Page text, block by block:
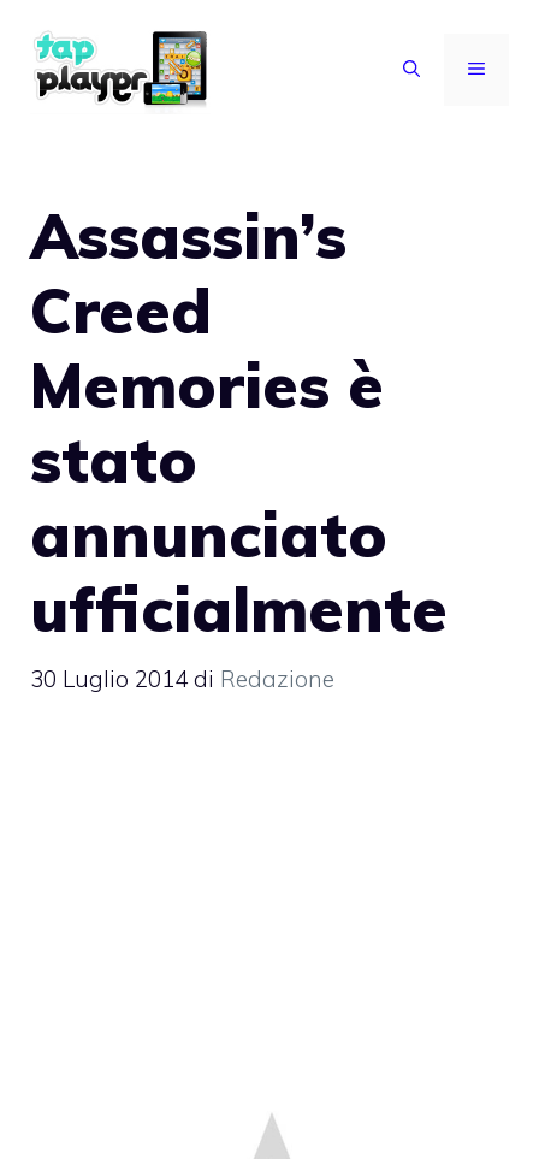
contenuto
MENU
Assassin’s
Creed
Memories è
stato
annunciato
ufficialmente
30 Luglio 2014 di Redazione